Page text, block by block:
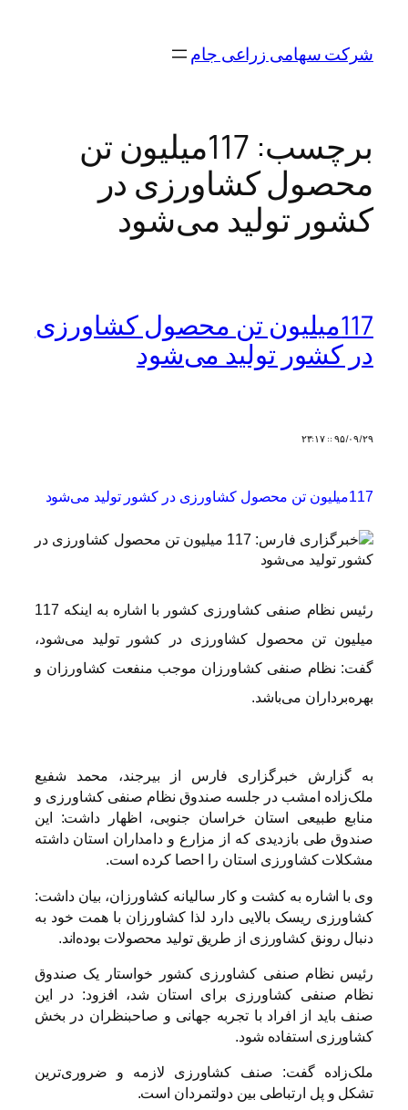
محتواشرکت سهامی زراعی جام
برچسب:
117میلیون تن
محصول کشاورزی در
کشور تولید می‌شود
117میلیون تن محصول کشاورزی
در کشور تولید می‌شود
۹۵/۰۹/۲۹ :: ۲۳:۱۷
117میلیون تن محصول کشاورزی در کشور تولید می‌شود
رئیس نظام صنفی کشاورزی کشور با اشاره به اینکه 117
میلیون تن محصول کشاورزی در کشور تولید می‌شود،
گفت: نظام صنفی کشاورزان موجب منفعت کشاورزان و
بهره‌برداران می‌باشد.
به گزارش خبرگزاری فارس از بیرجند، محمد شفیع
ملک‌زاده امشب در جلسه صندوق نظام صنفی کشاورزی و
منابع طبیعی استان خراسان جنوبی، اظهار داشت: این
صندوق طی بازدیدی که از مزارع و دامداران استان داشته‌
مشکلات کشاورزی استان را احصا کرده است.
وی با اشاره به کشت و کار سالیانه کشاورزان، بیان داشت:
کشاورزی ریسک بالایی دارد لذا کشاورزان با همت خود به
دنبال رونق کشاورزی از طریق تولید محصولات بوده‌اند.
رئیس نظام صنفی کشاورزی کشور خواستار یک صندوق
نظام صنفی کشاورزی برای استان شد، افزود: در این
صنف باید از افراد با تجربه جهانی و صاحبنظران در بخش
کشاورزی استفاده شود.
ملک‌زاده گفت: صنف کشاورزی لازمه و ضروری‌ترین
تشکل و پل ارتباطی بین دولتمردان است.